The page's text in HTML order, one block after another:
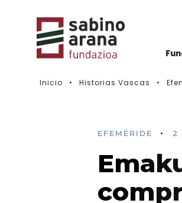
Biblioteca & Hemeroteca
Histórico de convocatorias
Inicio Historias Vascas
EFEMÉRIDE • 2